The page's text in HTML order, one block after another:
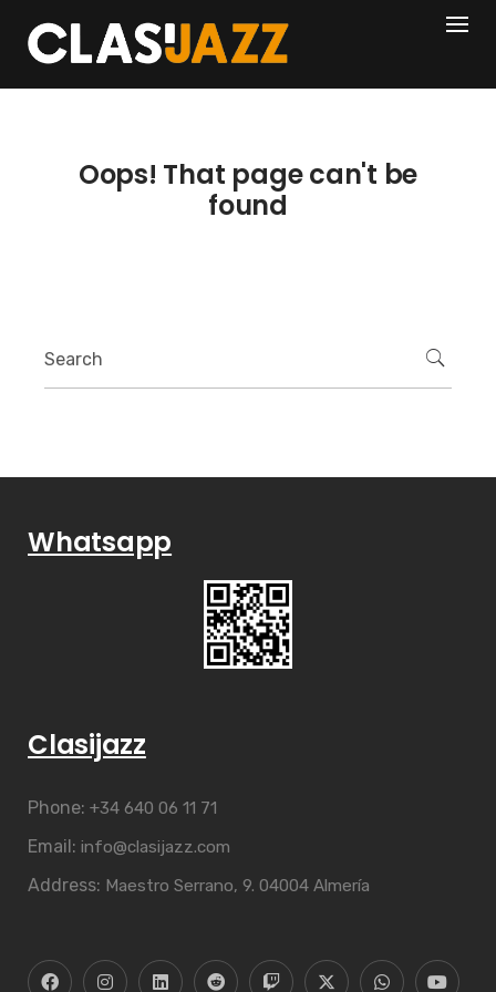
content
404
Oops! That page can't be
found
Whatsapp
Clasijazz
Phone: +34 640 06 11 71
Email: info@clasijazz.com
Address: Maestro Serrano, 9. 04004 Almería